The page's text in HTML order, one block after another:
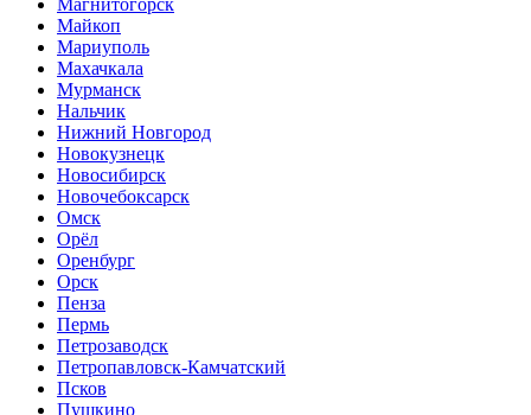
Магнитогорск
Майкоп
Мариуполь
Махачкала
Мурманск
Нальчик
Нижний Новгород
Новокузнецк
Новосибирск
Новочебоксарск
Омск
Орёл
Оренбург
Орск
Пенза
Пермь
Петрозаводск
Петропавловск-Камчатский
Псков
Пушкино